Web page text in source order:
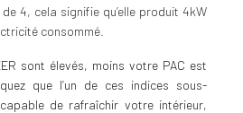
4, cela signifie qu’elle produit 4kW
consommé.
sont élevés, moins votre PAC est
que l’un de ces indices sous-
de rafraîchir votre intérieur,